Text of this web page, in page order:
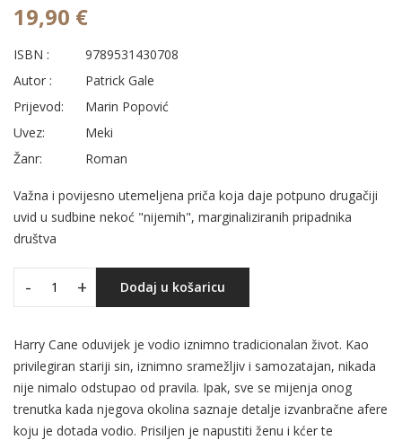
19,90 €
ISBN :
9789531430708
Autor :
Patrick Gale
Prijevod:
Marin Popović
Uvez:
Meki
Žanr:
Roman
Važna i povijesno utemeljena priča koja daje potpuno drugačiji
uvid u sudbine nekoć "nijemih", marginaliziranih pripadnika
društva
- + Dodaj u košaricu
Harry Cane oduvijek je vodio iznimno tradicionalan život. Kao
privilegiran stariji sin, iznimno sramežljiv i samozatajan, nikada
nije nimalo odstupao od pravila. Ipak, sve se mijenja onog
trenutka kada njegova okolina saznaje detalje izvanbračne afere
koju je dotada vodio. Prisiljen je napustiti ženu i kćer te